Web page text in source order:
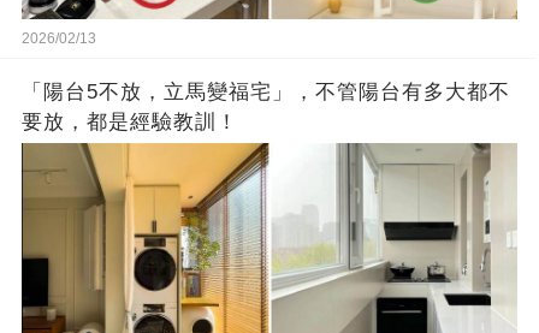
2026/02/13
「陽台5不放，立馬變福宅」，不管陽台有多大都不
要放，都是經驗教訓！